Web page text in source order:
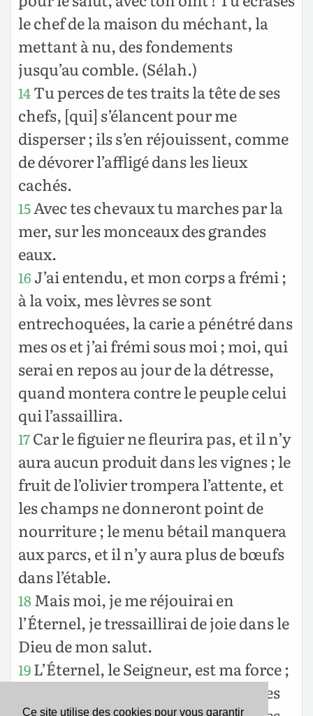
Ce site utilise des cookies pour vous garantir
le chefde la maison du méchant, la
mettant à nu, des fondements
jusqu’au comble. (Sélah.)
14Tu perces de tes traits la tête de ses
chefs, [qui] s’élancent pour me
disperser ; ils s’en réjouissent, comme
de dévorer l’affligé dans les lieux
cachés.
15Avec tes chevaux tu marches par la
mer, sur les monceaux des grandes
eaux.
16 J’ai entendu, et mon corps a frémi ;
à la voix, mes lèvres se sont
entrechoquées, la carie a pénétré dans
mes os et j’ai frémi sous moi ; moi, qui
serai en repos au jour de la détresse,
quand montera contre le peuple celui
qui l’assaillira.
17Car le figuier ne fleurira pas, et il n’y
aura aucun produit dans les vignes ; le
fruit de l’olivier trompera l’attente, et
les champs ne donneront point de
nourriture ; le menu bétail manquera
aux parcs, et il n’y aura plus de bœufs
dans l’étable.
18Mais moi, je me réjouirai en
l’Éternel, je tressaillirai de joie dans le
Dieu de mon salut.
19L’Éternel, le Seigneur, est ma force ;
il rendra mes pieds pareils à ceux des